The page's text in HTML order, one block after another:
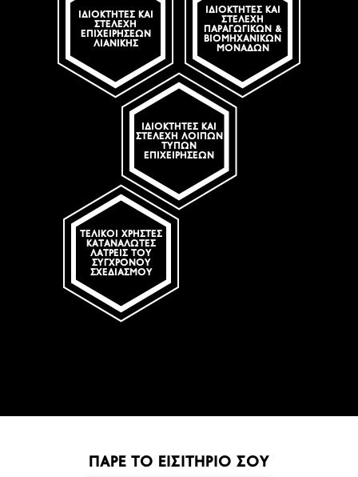
ΙΔΙΟΚΤΉΤΕΣ ΚΑΙ
ΣΤΕΛΈΧΗ
ΕΠΙΧΕΙΡΉΣΕΩΝ
ΛΙΑΝΙΚΉΣ
ΙΔΙΟΚΤΉΤΕΣ ΚΑΙ
ΣΤΕΛΈΧΗ
ΠΑΡΑΓΩΓΙΚΏΝ &
ΒΙΟΜΗΧΑΝΙΚΏΝ
ΜΟΝΆΔΩΝ
ΙΔΙΟΚΤΉΤΕΣ ΚΑΙ
ΣΤΕΛΈΧΗ ΛΟΙΠΏΝ
ΤΎΠΩΝ
ΕΠΙΧΕΙΡΉΣΕΩΝ
ΤΕΛΙΚΟΊ ΧΡΉΣΤΕΣ
ΚΑΤΑΝΑΛΩΤΈΣ
ΛΆΤΡΕΙΣ ΤΟΥ
ΣΎΓΧΡΟΝΟΥ
ΣΧΕΔΙΑΣΜΟΎ
ΠΑΡΕ ΤΟ ΕΙΣΙΤΗΡΙΟ ΣΟΥ
SUBSCRIBE
Search
Πληκτρολογείστε αυτό που ψάχνετε